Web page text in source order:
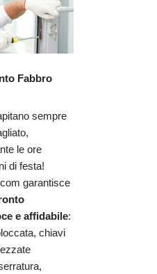
Fabbro
sempre
le ore
di festa!
garantisce
e affidabile:
chiavi